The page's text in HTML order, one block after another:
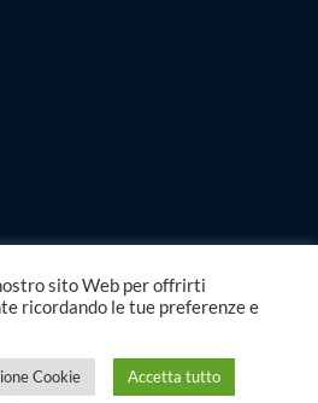
sito Web per offrirti
ricordando le tue preferenze e
Cookie Accetta tutto